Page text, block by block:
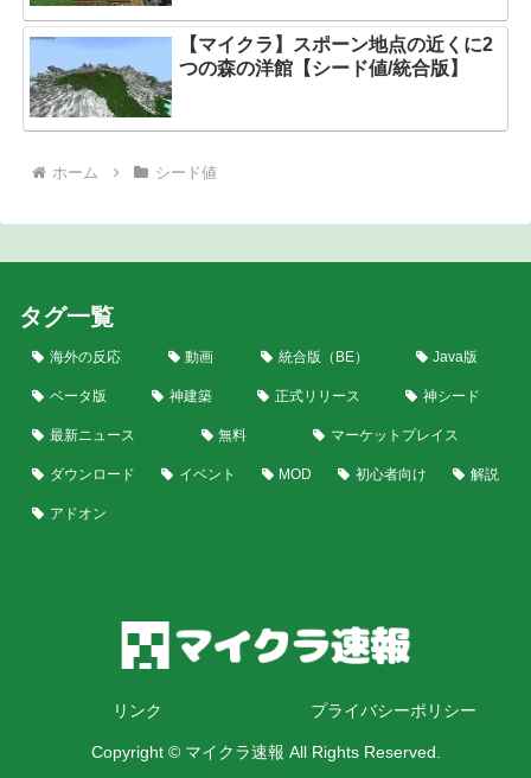
【マイクラ】スポーン地点の近くに2
つの森の洋館【シード値/統合版】
ホーム シード値
タグ一覧
海外の反応 動画 統合版（BE） Java版
ベータ版 神建築 正式リリース 神シード
最新ニュース 無料 マーケットプレイス
ダウンロード イベント MOD 初心者向け 解説
アドオン
リンク プライバシーポリシー
Copyright © マイクラ速報 All Rights Reserved.